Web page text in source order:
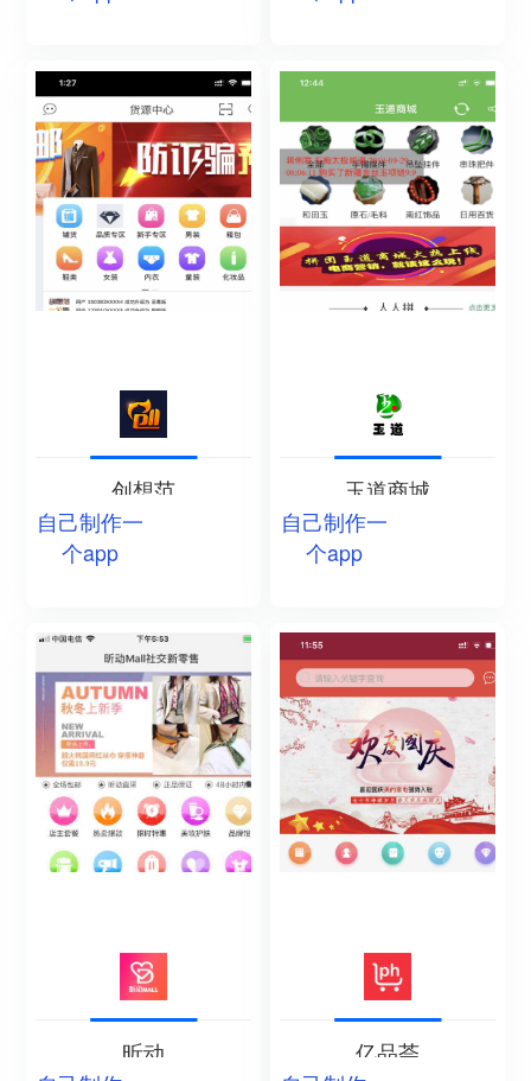
创想范
自己制作一
个app
玉道商城
自己制作一
个app
昕动
亿品荟